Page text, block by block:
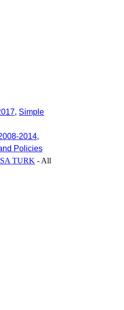
, Simple
2014,
Policies
TURK - All